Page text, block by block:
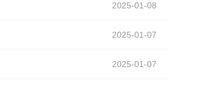
2025-01-08
2025-01-07
2025-01-07